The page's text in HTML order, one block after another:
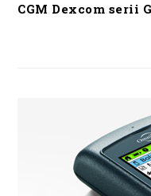
CGM Dexcom serii